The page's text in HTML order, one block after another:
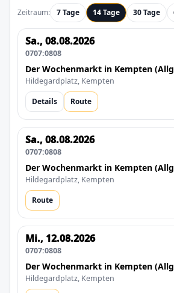
Zeitraum: 7 Tage 14 Tage 30 Tage
Sa., 08.08.2026
0707:0808
Der Wochenmarkt in Kempten
Hildegardplatz, Kempten
Details
Route
Sa., 08.08.2026
0707:0808
Der Wochenmarkt in Kempten
Hildegardplatz, Kempten
Route
Mi., 12.08.2026
0707:0808
Der Wochenmarkt in Kempten
Hildegardplatz, Kempten